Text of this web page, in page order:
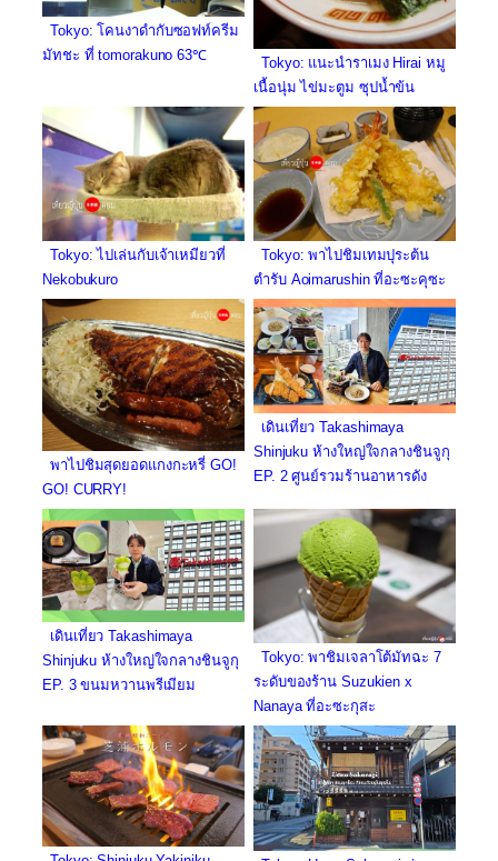
Tokyo: โคนงาดำกับซอฟท์ครีม
มัทชะ ที่ tomorakuno 63℃
Tokyo: แนะนำราเมง Hirai หมู
เนื้อนุ่ม ไข่มะตูม ซุปน้ำข้น
Tokyo: ไปเล่นกับเจ้าเหมียวที่
Nekobukuro
Tokyo: พาไปชิมเทมปุระต้น
ตำรับ Aoimarushin ที่อะซะคุซะ
พาไปชิมสุดยอดแกงกะหรี่ GO!
GO! CURRY!
เดินเที่ยว Takashimaya
Shinjuku ห้างใหญ่ใจกลางชินจูกุ
EP. 2 ศูนย์รวมร้านอาหารดัง
เดินเที่ยว Takashimaya
Shinjuku ห้างใหญ่ใจกลางชินจูกุ
EP. 3 ขนมหวานพรีเมียม
Tokyo: พาชิมเจลาโต้มัทฉะ 7
ระดับของร้าน Suzukien x
Nanaya ที่อะซะกุสะ